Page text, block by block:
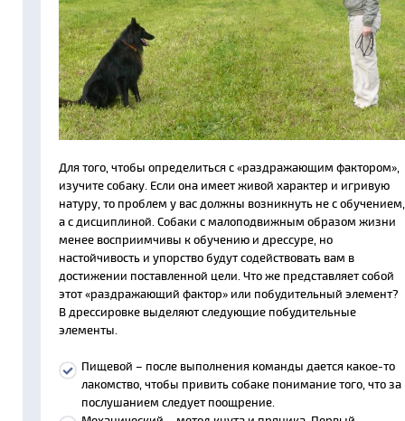
Для того, чтобы определиться с «раздражающим фактором»,
изучите собаку. Если она имеет живой характер и игривую
натуру, то проблем у вас должны возникнуть не с обучением,
а с дисциплиной. Собаки с малоподвижным образом жизни
менее восприимчивы к обучению и дрессуре, но
настойчивость и упорство будут содействовать вам в
достижении поставленной цели. Что же представляет собой
этот «раздражающий фактор» или побудительный элемент?
В дрессировке выделяют следующие побудительные
элементы.
Пищевой – после выполнения команды дается какое-то
лакомство, чтобы привить собаке понимание того, что за
послушанием следует поощрение.